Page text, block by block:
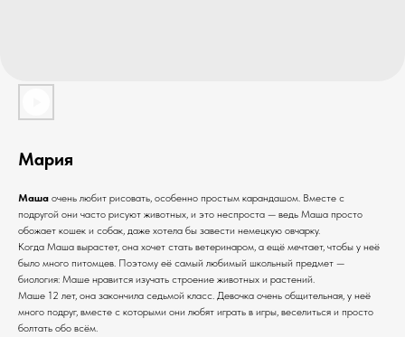
Мария
Маша очень любит рисовать, особенно простым карандашом. Вместе с
подругой они часто рисуют животных, и это неспроста — ведь Маша просто
обожает кошек и собак, даже хотела бы завести немецкую овчарку.
Когда Маша вырастет, она хочет стать ветеринаром, а ещё мечтает, чтобы у неё
было много питомцев. Поэтому её самый любимый школьный предмет —
биология: Маше нравится изучать строение животных и растений.
Маше 12 лет, она закончила седьмой класс. Девочка очень общительная, у неё
много подруг, вместе с которыми они любят играть в игры, веселиться и просто
болтать обо всём.